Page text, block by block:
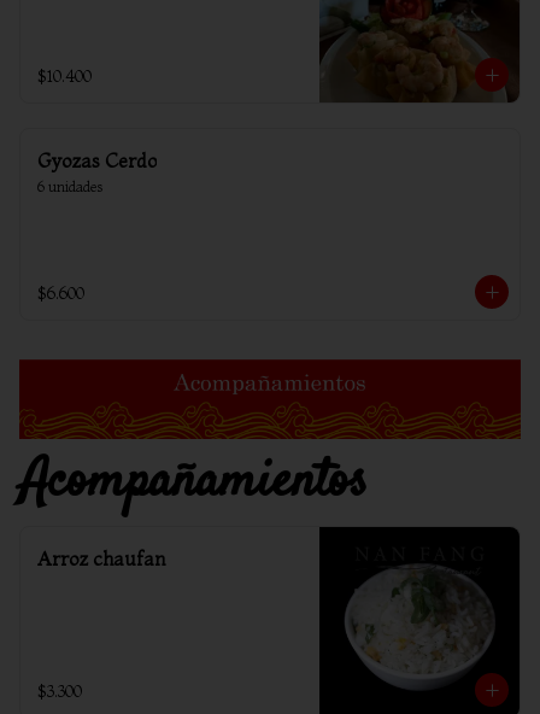
$10.400
Gyozas Cerdo
6 unidades
$6.600
Acompañamientos
Arroz chaufan
$3.300